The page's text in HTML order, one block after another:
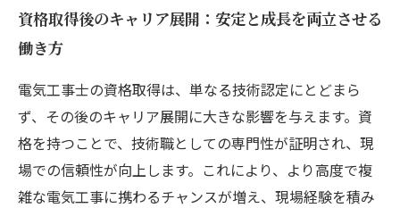
資格取得後のキャリア展開：安定と成長を両立させる
働き方
電気工事士の資格取得は、単なる技術認定にとどまら
ず、その後のキャリア展開に大きな影響を与えます。資
格を持つことで、技術職としての専門性が証明され、現
場での信頼性が向上します。これにより、より高度で複
雑な電気工事に携わるチャンスが増え、現場経験を積み